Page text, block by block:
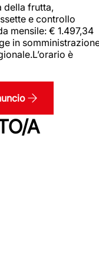
della frutta,
e controllo
mensile: € 1.497,34
in
è
A